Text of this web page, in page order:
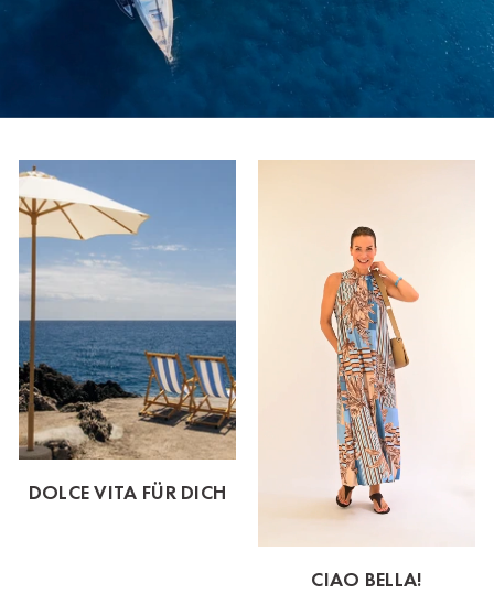
DOLCE VITA FÜR DICH
CIAO BELLA!